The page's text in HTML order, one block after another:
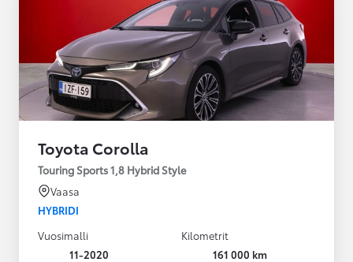
Toyota Corolla
Touring Sports 1,8 Hybrid Style
Vaasa
HYBRIDI
Vuosimalli
11-2020
Kilometrit
161 000 km